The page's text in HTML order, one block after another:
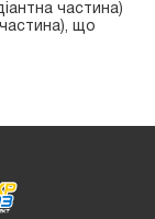
частина)
що